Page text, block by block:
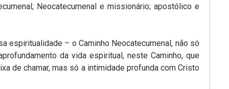
Neocatecumenal e missionário; apostólico e
espiritualidade – o Caminho Neocatecumenal, não só
da vida espiritual, neste Caminho, que
de chamar, mas só a intimidade profunda com Cristo